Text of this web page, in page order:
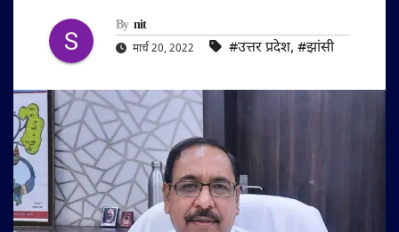
By nit
मार्च 20, 2022 #उत्तर प्रदेश, #झांसी